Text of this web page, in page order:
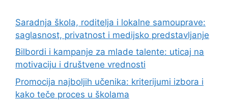
Saradnja škola, roditelja i lokalne samouprave:
saglasnost, privatnost i medijsko predstavljanje
Bilbordi i kampanje za mlade talente: uticaj na
motivaciju i društvene vrednosti
Promocija najboljih učenika: kriterijumi izbora i
kako teče proces u školama